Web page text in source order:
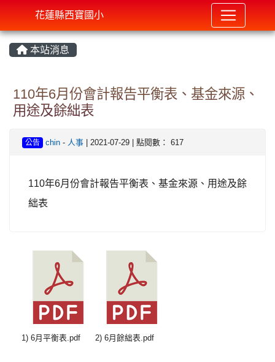
本站消息
110年6月份會計報告平衡表、基金來源、
用途及餘絀表
公告 chin- 人事| 2021-07-29 | 點閱數： 617
110年6月份會計報告平衡表、基金來源、用途及餘
絀表
1) 6月平衡表.pdf 2) 6月餘絀表.pdf
花蓮縣西寶國小